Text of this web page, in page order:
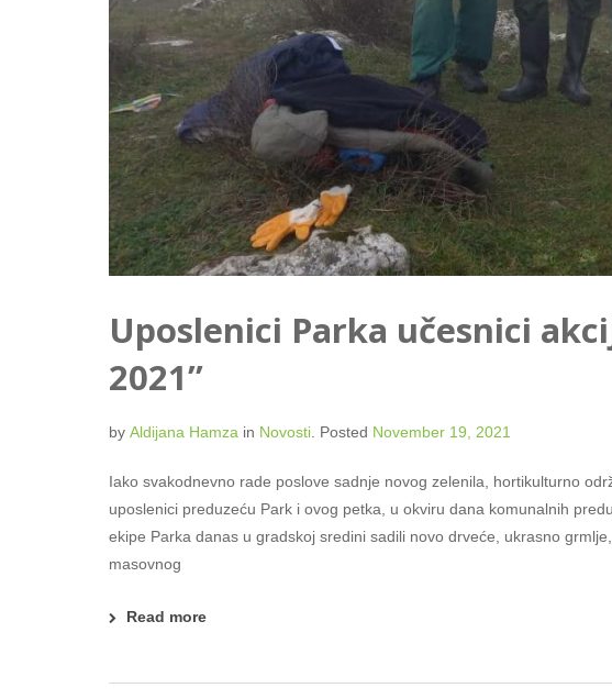
Uposlenici Parka učesnici
2021”
by Aldijana Hamza in Novosti. Posted November 19, 2021
Iako svakodnevno rade poslove sadnje novog zelenila, hortikulturno
uposlenici preduzeću Park i ovog petka, u okviru dana komunalnih
ekipe Parka danas u gradskoj sredini sadili novo drveće, ukrasno
masovnog
Read more